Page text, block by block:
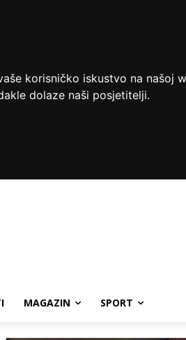
korisničko iskustvo na našoj
dolaze naši posjetitelji.
MAGAZIN SPORT